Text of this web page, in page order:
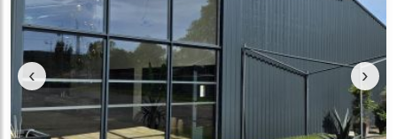
‹ ›